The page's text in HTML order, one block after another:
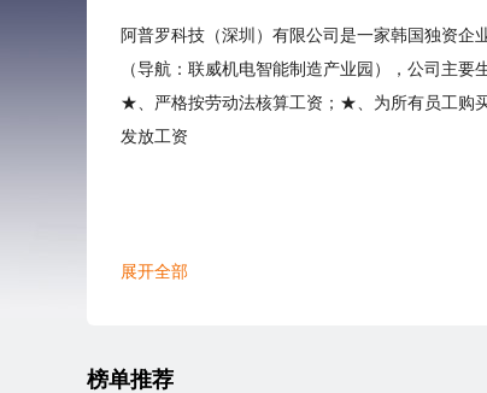
阿普罗科技（深圳）有限公司是一家韩国独资企
（导航：联威机电智能制造产业园），公司主
★、严格按劳动法核算工资；★、为所有员工购
发放工资
展开全部
榜单推荐